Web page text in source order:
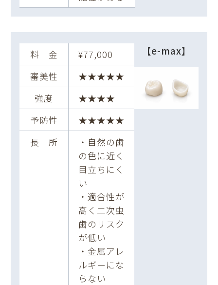
料 金
¥77,000
審美性
★★★★★
強度
★★★★
予防性
★★★★★
長 所
・自然の歯
の色に近く
目立ちにく
い
・適合性が
高く二次虫
歯のリスク
が低い
・金属アレ
ルギーにな
らない
【e-max】